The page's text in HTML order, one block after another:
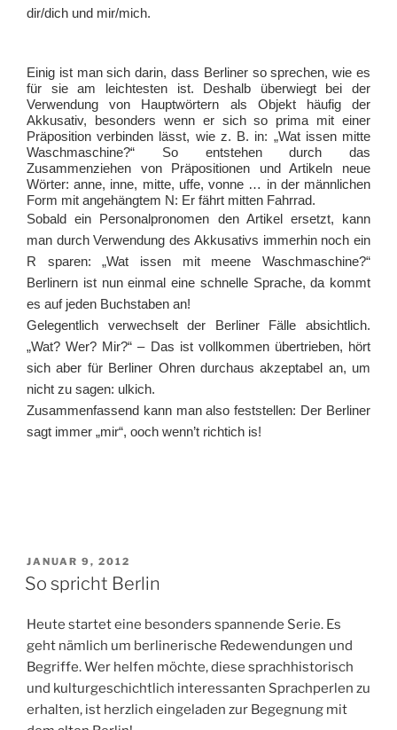
dir/dich und mir/mich.
Einig ist man sich darin, dass Berliner so sprechen, wie es
für sie am leichtesten ist. Deshalb überwiegt bei der
Verwendung von Hauptwörtern als Objekt häufig der
Akkusativ, besonders wenn er sich so prima mit einer
Präposition verbinden lässt, wie z. B. in: „Wat issen mitte
Waschmaschine?“ So entstehen durch das
Zusammenziehen von Präpositionen und Artikeln neue
Wörter: anne, inne, mitte, uffe, vonne … in der männlichen
Form mit angehängtem N: Er fährt mitten Fahrrad.
Sobald ein Personalpronomen den Artikel ersetzt, kann
man durch Verwendung des Akkusativs immerhin noch ein
R sparen: „Wat issen mit meene Waschmaschine?“
Berlinern ist nun einmal eine schnelle Sprache, da kommt
es auf jeden Buchstaben an!
Gelegentlich verwechselt der Berliner Fälle absichtlich.
„Wat? Wer? Mir?“ – Das ist vollkommen übertrieben, hört
sich aber für Berliner Ohren durchaus akzeptabel an, um
nicht zu sagen: ulkich.
Zusammenfassend kann man also feststellen: Der Berliner
sagt immer „mir“, ooch wenn’t richtich is!
VERÖFFENTLICHT
AM
JANUAR 9, 2012
So spricht Berlin
Heute startet eine besonders spannende Serie. Es
geht nämlich um berlinerische Redewendungen und
Begriffe. Wer helfen möchte, diese sprachhistorisch
und kulturgeschichtlich interessanten Sprachperlen zu
erhalten, ist herzlich eingeladen zur Begegnung mit